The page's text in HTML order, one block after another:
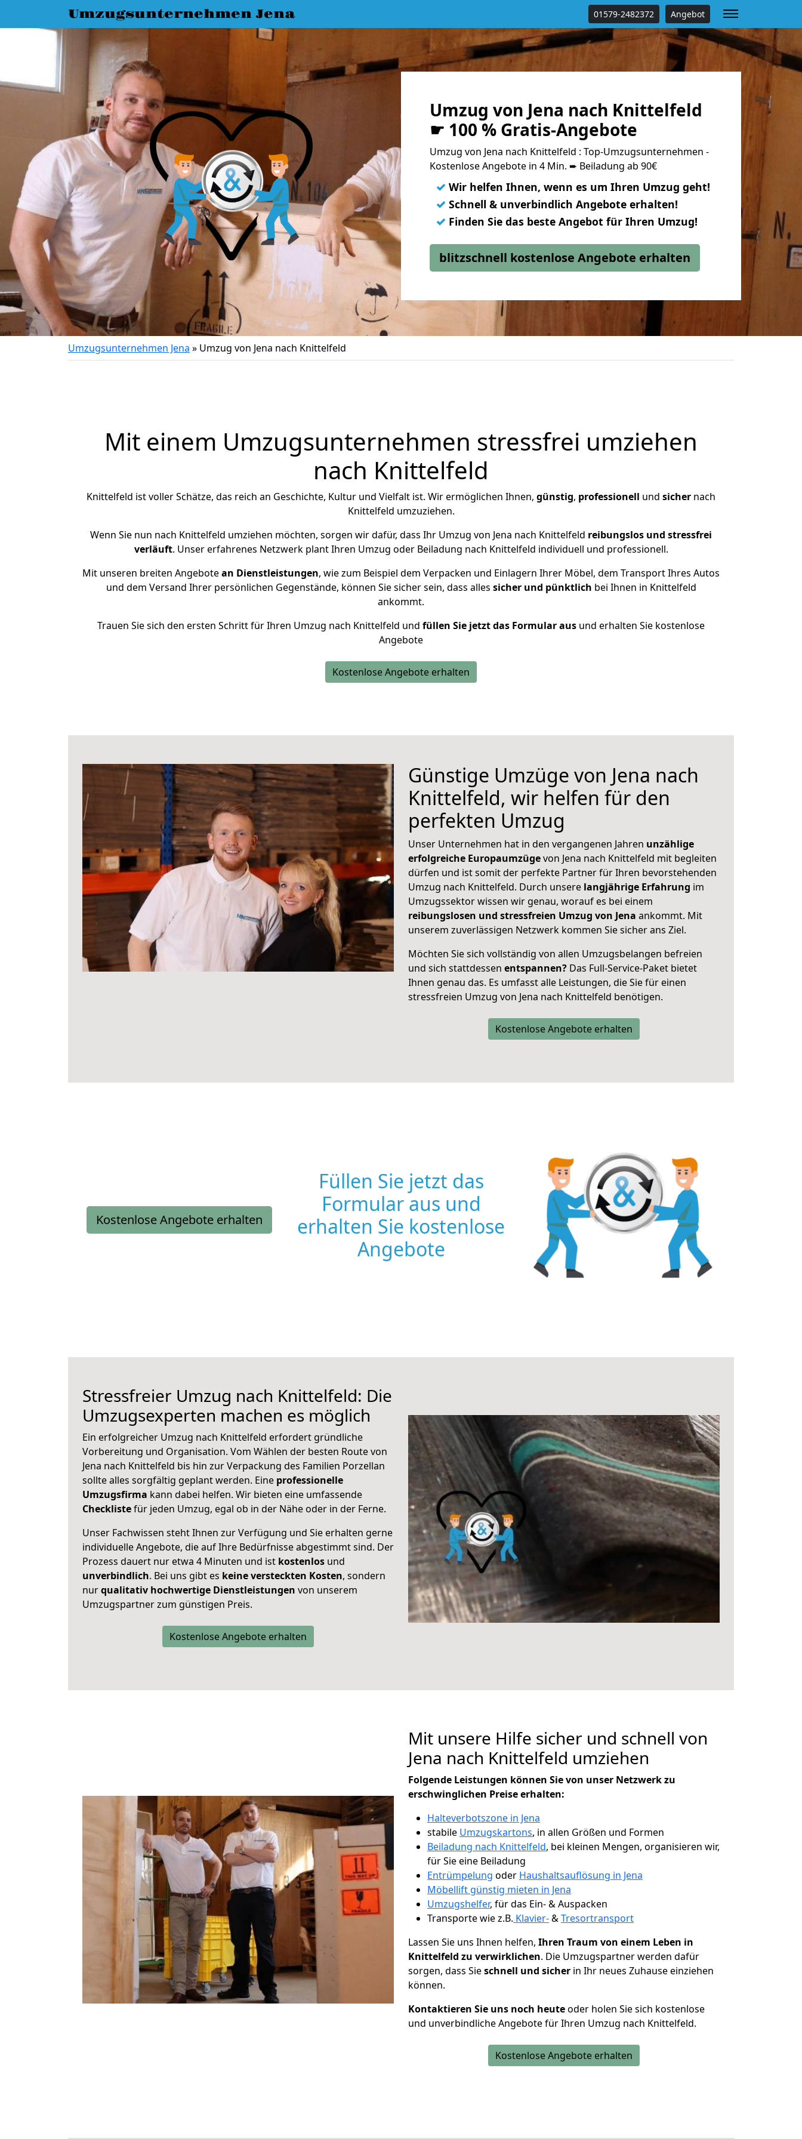
Umzugsunternehmen Jena 01579-2482372 Angebot
Umzug von Jena nach Knittelfeld
☛ 100 % Gratis-Angebote
Umzug von Jena nach Knittelfeld : Top-Umzugsunternehmen -
Kostenlose Angebote in 4 Min. ➨ Beiladung ab 90€
✓ Wir helfen Ihnen, wenn es um Ihren Umzug geht!
✓ Schnell & unverbindlich Angebote erhalten!
✓ Finden Sie das beste Angebot für Ihren Umzug!
blitzschnell kostenlose Angebote erhalten
Umzugsunternehmen Jena » Umzug von Jena nach Knittelfeld
Mit einem Umzugsunternehmen stressfrei umziehen
nach Knittelfeld
Knittelfeld ist voller Schätze, das reich an Geschichte, Kultur und Vielfalt ist. Wir ermöglichen Ihnen, günstig, professionell und sicher nach
Knittelfeld umzuziehen.
Wenn Sie nun nach Knittelfeld umziehen möchten, sorgen wir dafür, dass Ihr Umzug von Jena nach Knittelfeld reibungslos und stressfrei
verläuft. Unser erfahrenes Netzwerk plant Ihren Umzug oder Beiladung nach Knittelfeld individuell und professionell.
Mit unseren breiten Angebotean Dienstleistungen, wie zum Beispiel dem Verpacken und Einlagern Ihrer Möbel, dem Transport Ihres Autos
und dem Versand Ihrer persönlichen Gegenstände, können Sie sicher sein, dass alles sicher und pünktlich bei Ihnen in Knittelfeld
ankommt.
Trauen Sie sich den ersten Schritt für Ihren Umzug nach Knittelfeld und füllen Sie jetzt das Formular aus und erhalten Sie kostenlose
Angebote
Kostenlose Angebote erhalten
Günstige Umzüge von Jena nach
Knittelfeld, wir helfen für den
perfekten Umzug
Unser Unternehmen hat in den vergangenen Jahren unzählige
erfolgreiche Europaumzügevon Jena nach Knittelfeld mit begleiten
dürfen und ist somit der perfekte Partner für Ihren bevorstehenden
Umzug nach Knittelfeld. Durch unsere langjährige Erfahrung im
Umzugssektor wissen wir genau, worauf es bei einem
reibungslosen und stressfreien Umzug von Jena ankommt. Mit
unserem zuverlässigen Netzwerk kommen Sie sicher ans Ziel.
Möchten Sie sich vollständig von allen Umzugsbelangen befreien
und sich stattdessen entspannen? Das Full-Service-Paket bietet
Ihnen genau das. Es umfasst alle Leistungen, die Sie für einen
stressfreien Umzug von Jena nach Knittelfeld benötigen.
Kostenlose Angebote erhalten
Kostenlose Angebote erhalten
Füllen Sie jetzt das
Formular aus und
erhalten Sie kostenlose
Angebote
Stressfreier Umzug nach Knittelfeld: Die
Umzugsexperten machen es möglich
Ein erfolgreicher Umzug nach Knittelfeld erfordert gründliche
Vorbereitung und Organisation. Vom Wählen der besten Route von
Jena nach Knittelfeld bis hin zur Verpackung des Familien Porzellan
sollte alles sorgfältig geplant werden. Eine professionelle
Umzugsfirma kann dabei helfen. Wir bieten eine umfassende
Checklistefür jeden Umzug, egal ob in der Nähe oder in der Ferne.
Unser Fachwissen steht Ihnen zur Verfügung und Sie erhalten gerne
individuelle Angebote, die auf Ihre Bedürfnisse abgestimmt sind. Der
Prozess dauert nur etwa 4 Minuten und ist kostenlos und
unverbindlich. Bei uns gibt es keine versteckten Kosten, sondern
nurqualitativ hochwertige Dienstleistungen von unserem
Umzugspartner zum günstigen Preis.
Kostenlose Angebote erhalten
Mit unsere Hilfe sicher und schnell von
Jena nach Knittelfeld umziehen
Folgende Leistungen können Sie von unser Netzwerk zu
erschwinglichen Preise erhalten:
Halteverbotszone in Jena
stabile Umzugskartons, in allen Größen und Formen
Beiladung nach Knittelfeld, bei kleinen Mengen, organisieren wir,
für Sie eine Beiladung
Entrümpelung oder Haushaltsauflösung in Jena
Möbellift günstig mieten in Jena
Umzugshelfer, für das Ein- & Auspacken
Transporte wie z.B. Klavier-&Tresortransport
Lassen Sie uns Ihnen helfen, Ihren Traum von einem Leben in
Knittelfeld zu verwirklichen. Die Umzugspartner werden dafür
sorgen, dass Sieschnell und sicher in Ihr neues Zuhause einziehen
können.
Kontaktieren Sie uns noch heuteoder holen Sie sich kostenlose
und unverbindliche Angebote für Ihren Umzug nach Knittelfeld.
Kostenlose Angebote erhalten